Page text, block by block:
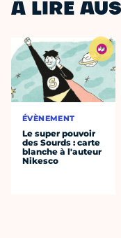
À LIRE
ÉVÈNEMENT
Le super pouvoir
des Sourds : carte
blanche à l'auteur
Nikesco